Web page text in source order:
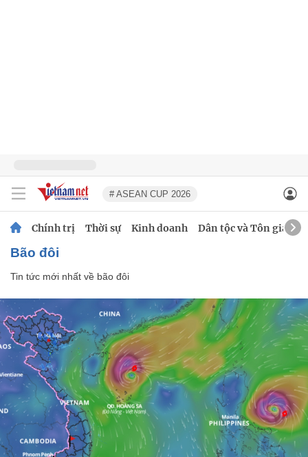
# ASEAN CUP 2026
Chính trị Thời sự Kinh doanh Dân tộc và Tôn giáo
bão đôi
Tin tức mới nhất về bão đôi